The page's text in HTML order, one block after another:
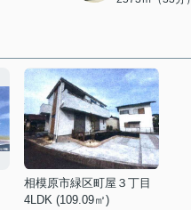
相模原市緑区町屋３丁目
4LDK (109.09㎡)